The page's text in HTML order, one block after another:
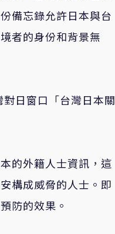
備忘錄允許日本與台
者的身份和背景無
日窗口「台灣日本關
的外籍人士資訊，這
構成威脅的人士。即
防的效果。